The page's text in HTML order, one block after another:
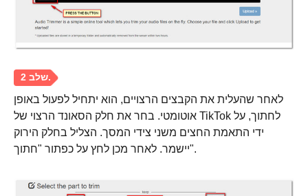
לאחר שהעלית את הקבצים הרצויים, הוא יתחיל לפעול באופן
אוטומטי. בחר את חלק הסאונד הרצוי של TikTok לחתוך, על
ידי התאמת החצים משני צידי המסך. הצליל בחלק הירוק
יישמר. לאחר מכן לחץ על כפתור "חתוך".